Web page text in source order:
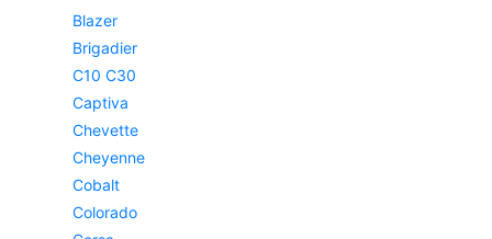
Blazer
Brigadier
C10 C30
Captiva
Chevette
Cheyenne
Cobalt
Colorado